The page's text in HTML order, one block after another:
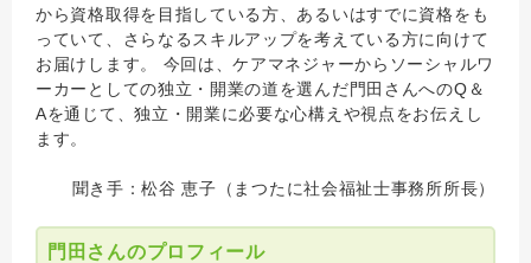
から資格取得を目指している方、あるいはすでに資格をも
っていて、さらなるスキルアップを考えている方に向けて
お届けします。 今回は、ケアマネジャーからソーシャルワ
ーカーとしての独立・開業の道を選んだ門田さんへのQ＆
Aを通じて、独立・開業に必要な心構えや視点をお伝えし
ます。
聞き手：松谷 恵子（まつたに社会福祉士事務所所長）
門田さんのプロフィール